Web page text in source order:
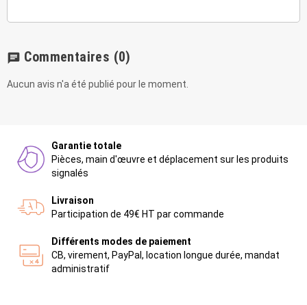
chat Commentaires (0)
Aucun avis n'a été publié pour le moment.
Garantie totale
Pièces, main d'œuvre et déplacement sur les produits
signalés
Livraison
Participation de 49€ HT par commande
Différents modes de paiement
CB, virement, PayPal, location longue durée, mandat
administratif